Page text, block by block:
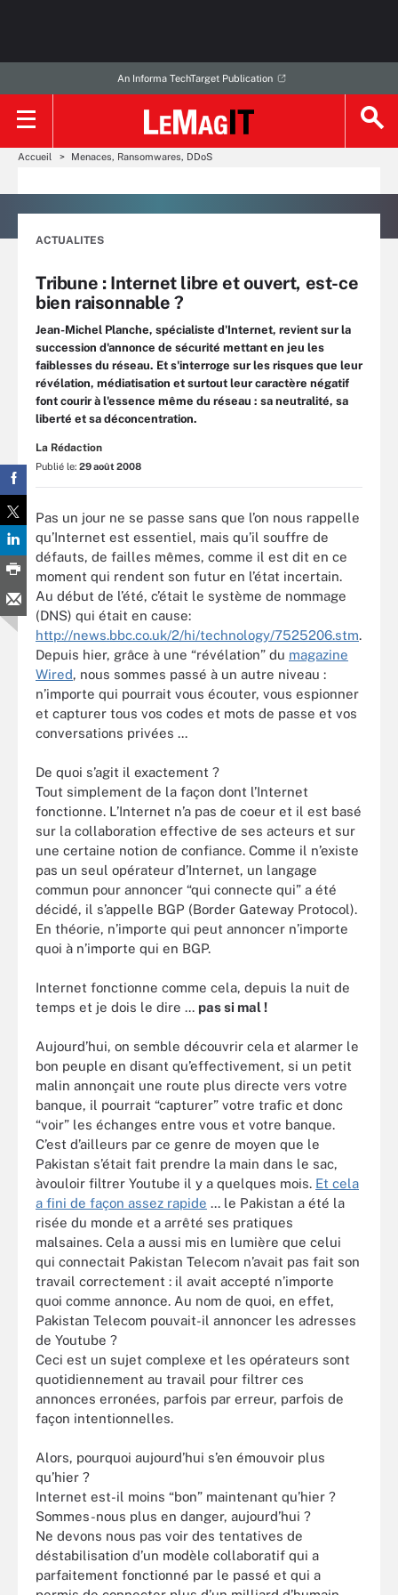
An Informa TechTarget Publication
Accueil Menaces, Ransomwares, DDoS
ACTUALITES
Tribune : Internet libre et ouvert, est-ce
bien raisonnable ?
Jean-Michel Planche, spécialiste d'Internet, revient sur la
succession d'annonce de sécurité mettant en jeu les
faiblesses du réseau. Et s'interroge sur les risques que leur
révélation, médiatisation et surtout leur caractère négatif
font courir à l'essence même du réseau : sa neutralité, sa
liberté et sa déconcentration.
La Rédaction
Publié le: 29 août 2008
Pas un jour ne se passe sans que l’on nous rappelle
qu’Internet est essentiel, mais qu’il souffre de
défauts, de failles mêmes, comme il est dit en ce
moment qui rendent son futur en l’état incertain.
Au début de l’été, c’était le système de nommage
(DNS) qui était en cause:
http://news.bbc.co.uk/2/hi/technology/7525206.stm.
Depuis hier, grâce à une “révélation” du magazine
Wired, nous sommes passé à un autre niveau :
n’importe qui pourrait vous écouter, vous espionner
et capturer tous vos codes et mots de passe et vos
conversations privées ...
De quoi s’agit il exactement ?
Tout simplement de la façon dont l’Internet
fonctionne. L’Internet n’a pas de coeur et il est basé
sur la collaboration effective de ses acteurs et sur
une certaine notion de confiance. Comme il n’existe
pas un seul opérateur d’Internet, un langage
commun pour annoncer “qui connecte qui” a été
décidé, il s’appelle BGP (Border Gateway Protocol).
En théorie, n’importe qui peut annoncer n’importe
quoi à n’importe qui en BGP.
Internet fonctionne comme cela, depuis la nuit de
temps et je dois le dire ... pas si mal !
Aujourd’hui, on semble découvrir cela et alarmer le
bon peuple en disant qu’effectivement, si un petit
malin annonçait une route plus directe vers votre
banque, il pourrait “capturer” votre trafic et donc
“voir” les échanges entre vous et votre banque.
C’est d’ailleurs par ce genre de moyen que le
Pakistan s’était fait prendre la main dans le sac,
àvouloir filtrer Youtube il y a quelques mois. Et cela
a fini de façon assez rapide ... le Pakistan a été la
risée du monde et a arrêté ses pratiques
malsaines. Cela a aussi mis en lumière que celui
qui connectait Pakistan Telecom n’avait pas fait son
travail correctement : il avait accepté n’importe
quoi comme annonce. Au nom de quoi, en effet,
Pakistan Telecom pouvait-il annoncer les adresses
de Youtube ?
Ceci est un sujet complexe et les opérateurs sont
quotidiennement au travail pour filtrer ces
annonces erronées, parfois par erreur, parfois de
façon intentionnelles.
Alors, pourquoi aujourd’hui s’en émouvoir plus
qu’hier ?
Internet est-il moins “bon” maintenant qu’hier ?
Sommes-nous plus en danger, aujourd’hui ?
Ne devons nous pas voir des tentatives de
déstabilisation d’un modèle collaboratif qui a
parfaitement fonctionné par le passé et qui a